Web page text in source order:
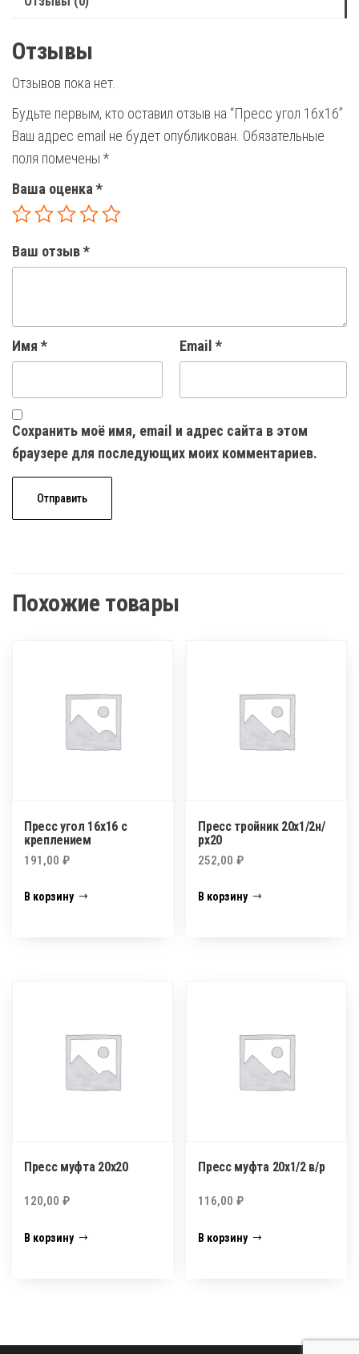
Отзывы
Отзывов пока нет.
Будьте первым, кто оставил отзыв на “Пресс угол 16х16”
Ваш адрес email не будет опубликован. Обязательные
поля помечены *
Ваша оценка *
Ваш отзыв*
Имя * Email *
Сохранить моё имя, email и адрес сайта в этом
браузере для последующих моих комментариев.
Похожие товары
Пресс угол 16х16 с
креплением
191,00 ₽
В корзину
Пресс тройник 20х1/2н/
рх20
252,00₽
В корзину
Пресс муфта 20х20
120,00 ₽
В корзину
Пресс муфта 20х1/2 в/р
116,00₽
В корзину